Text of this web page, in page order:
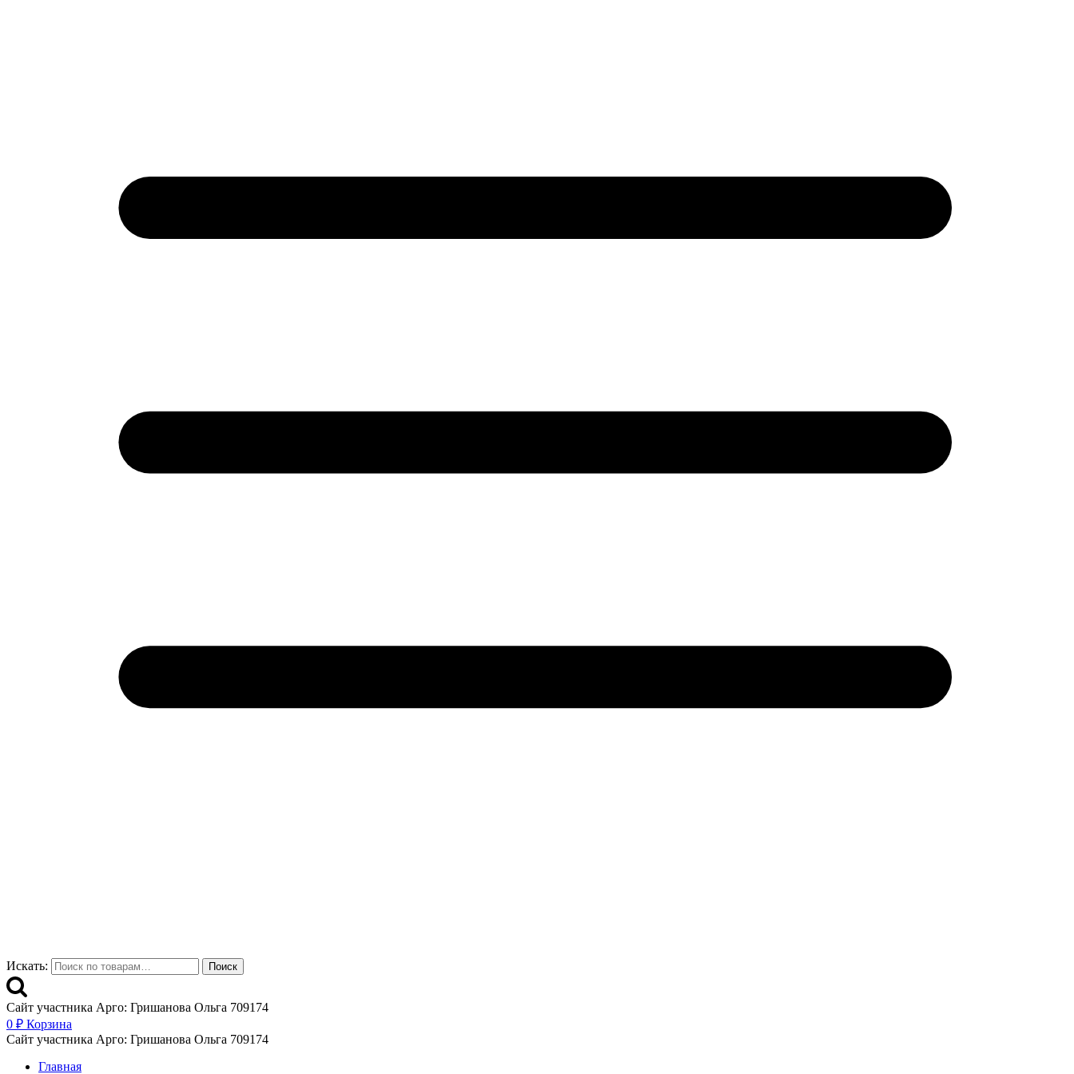
Искать: Поиск
Сайт участника Арго: Гришанова Ольга 709174
0 ₽ Корзина
Сайт участника Арго: Гришанова Ольга 709174
Главная